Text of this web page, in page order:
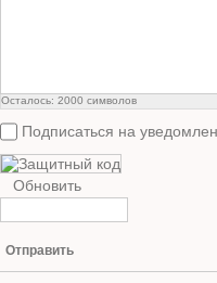
Осталось: 2000 символов
Подписаться на
Обновить
Отправить